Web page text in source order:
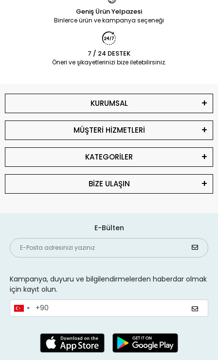
Geniş Ürün Yelpazesi
Binlerce ürün ve kampanya seçeneği
7 / 24 DESTEK
Öneri ve şikayetlerinizi bize iletebilirsiniz.
KURUMSAL
MÜŞTERİ HİZMETLERİ
KATEGORİLER
BİZE ULAŞIN
E-Bülten
Kampanya, duyuru ve bilgilendirmelerden haberdar olmak
için kayıt olun.